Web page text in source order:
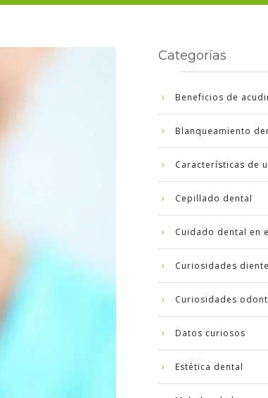
Categorías
Beneficios de
Blanqueamiento
Características de
Cepillado dental
Cuidado dental en
Curiosidades
Curiosidades
Datos curiosos
Estética dental